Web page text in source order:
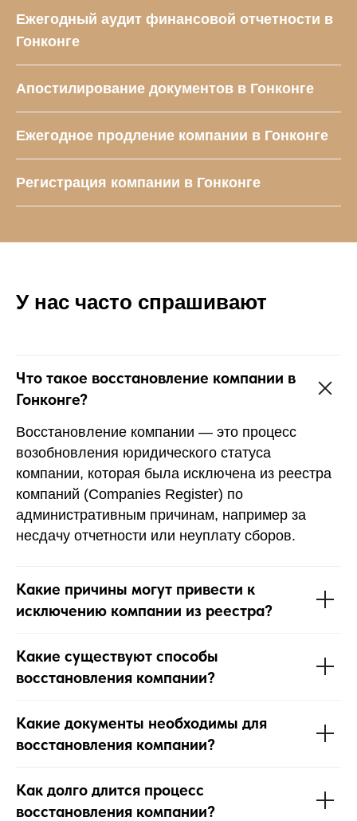
Ежегодный аудит финансовой отчетности в
Гонконге
Апостилирование документов в Гонконге
Ежегодное продление компании в Гонконге
Регистрация компании в Гонконге
У нас часто спрашивают
Что такое восстановление компании в
Гонконге?
Восстановление компании — это процесс
возобновления юридического статуса
компании, которая была исключена из реестра
компаний (Companies Register) по
административным причинам, например за
несдачу отчетности или неуплату сборов.
Какие причины могут привести к
исключению компании из реестра?
Какие существуют способы
восстановления компании?
Какие документы необходимы для
восстановления компании?
Как долго длится процесс
восстановления компании?